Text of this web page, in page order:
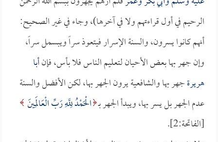
الرحيم في أول قراءتهم ولا في آخرها)، وجاء في غير الصحيح:
أنهم كانوا يسرون، والسنة الإسرار فيتعوذ سراً ويبسمل سراً،
وإن جهر بها بعض الأحيان لتعليم الناس فلا بأس، فإنأبا
هريرةجهر بها والشافعية يرون الجهر بها، لكن الأفضل والسنة
عدم الجهر بل يسر بها، ويبدأ الجهر بـ الْحَمْدُ لِلَّهِ رَبِّ الْعَالَمِينَ
[الفاتحة:2].